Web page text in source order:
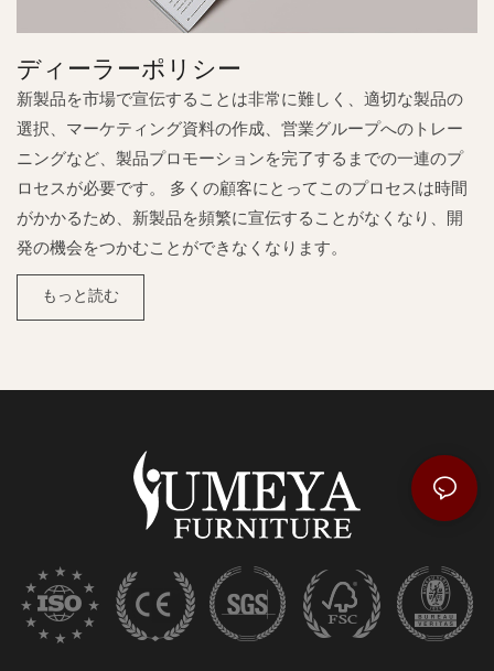
ディーラーポリシー
新製品を市場で宣伝することは非常に難しく、適切な製品の
選択、マーケティング資料の作成、営業グループへのトレー
ニングなど、製品プロモーションを完了するまでの一連のプ
ロセスが必要です。 多くの顧客にとってこのプロセスは時間
がかかるため、新製品を頻繁に宣伝することがなくなり、開
発の機会をつかむことができなくなります。
もっと読む